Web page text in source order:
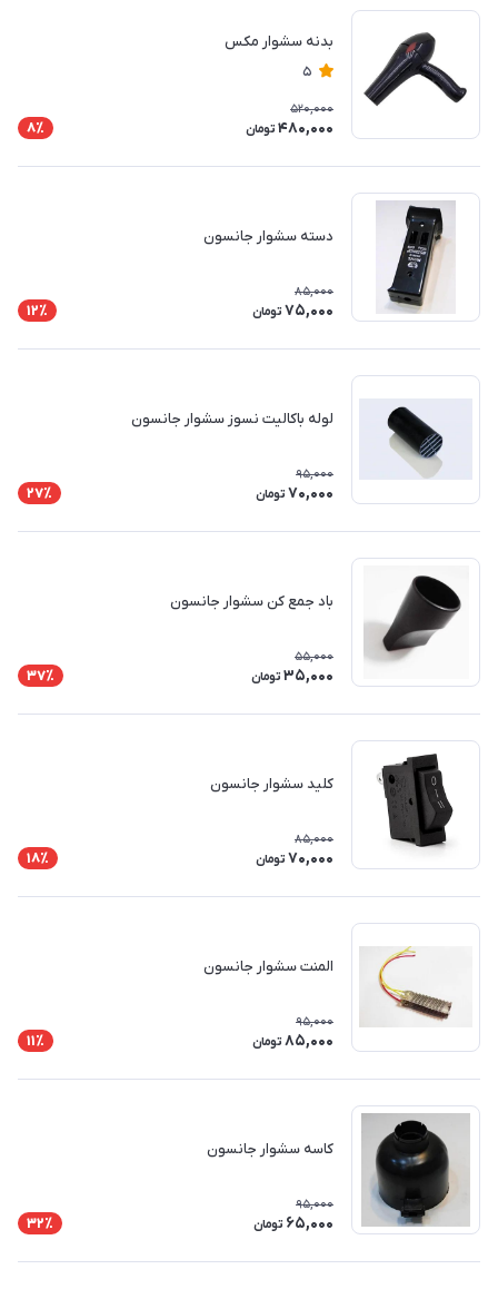
بدنه سشوار مکس
5
520,000
480,000 تومان 8٪
دسته سشوار جانسون
85,000
75,000 تومان 12٪
لوله باکالیت نسوز سشوار جانسون
95,000
70,000 تومان 27٪
باد جمع کن سشوار جانسون
55,000
35,000 تومان 37٪
کلید سشوار جانسون
85,000
70,000 تومان 18٪
المنت سشوار جانسون
95,000
85,000 تومان 11٪
کاسه سشوار جانسون
95,000
65,000 تومان 32٪